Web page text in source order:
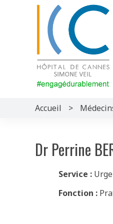
Accueil >
Dr Perrine
Service :
Fonction :